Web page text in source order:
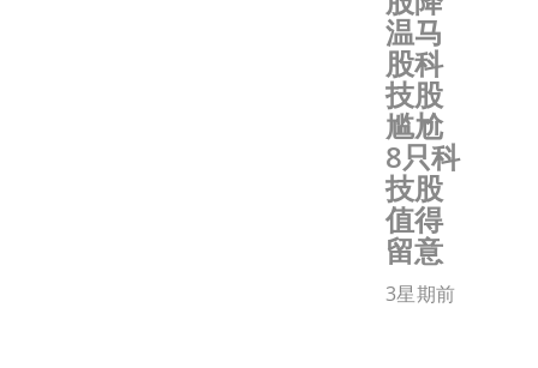
温马
股科
技股
尴尬
8只科
技股
值得
留意
3星期前